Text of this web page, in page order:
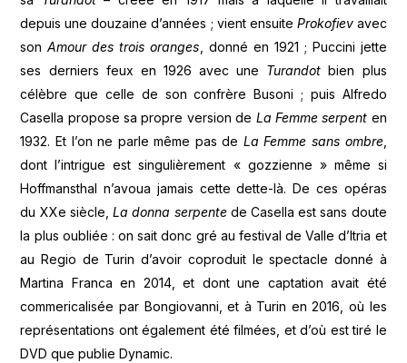
depuis une douzaine d’années ; vient ensuite Prokofievavec
sonAmour des trois oranges, donné en 1921 ; Puccini jette
ses derniers feux en 1926 avec une Turandot bien plus
célèbre que celle de son confrère Busoni ; puis Alfredo
Casella propose sa propre version de La Femme serpent en
1932. Et l’on ne parle même pas de La Femme sans ombre,
dont l’intrigue est singulièrement « gozzienne » même si
Hoffmansthal n’avoua jamais cette dette-là. De ces opéras
du XXe siècle,La donna serpentede Casella est sans doute
la plus oubliée : on sait donc gré au festival de Valle d’Itria et
au Regio de Turin d’avoir coproduit le spectacle donné à
Martina Franca en 2014, et dont une captation avait été
commericalisée par Bongiovanni, et à Turin en 2016, où les
représentations ont également été filmées, et d’où est tiré le
DVD que publie Dynamic.